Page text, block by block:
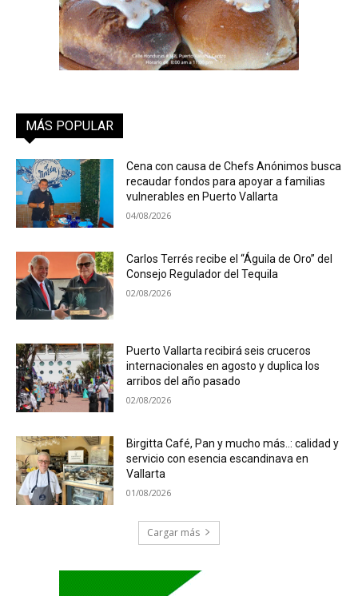
MÁS POPULAR
Cena con causa de Chefs Anónimos busca
recaudar fondos para apoyar a familias
vulnerables en Puerto Vallarta
04/08/2026
Carlos Terrés recibe el “Águila de Oro” del
Consejo Regulador del Tequila
02/08/2026
Puerto Vallarta recibirá seis cruceros
internacionales en agosto y duplica los
arribos del año pasado
02/08/2026
Birgitta Café, Pan y mucho más..: calidad y
servicio con esencia escandinava en
Vallarta
01/08/2026
Cargar más